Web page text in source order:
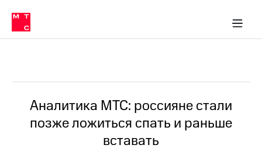
Медиа-центр
и акционерам
Устойчивое развитие
Комплаенс и деловая этика
компании
Карьера
История
компании
в МТС
Пресс-
релизы
о технологиях
Аналитика МТС: россияне стали
позже ложиться спать и раньше
вставать